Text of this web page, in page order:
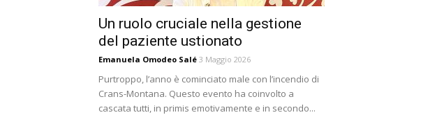
Un ruolo cruciale nella gestione
del paziente ustionato
Emanuela Omodeo Salé 3 Maggio 2026
Purtroppo, l’anno è cominciato male con l’incendio di
Crans-Montana. Questo evento ha coinvolto a
cascata tutti, in primis emotivamente e in secondo...